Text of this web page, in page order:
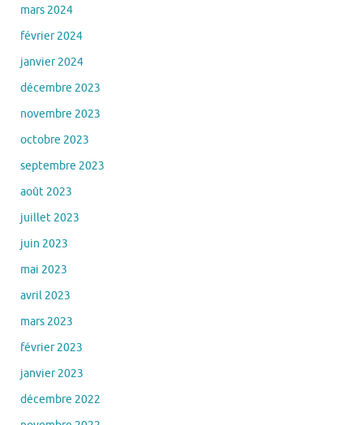
mars 2024
février 2024
janvier 2024
décembre 2023
novembre 2023
octobre 2023
septembre 2023
août 2023
juillet 2023
juin 2023
mai 2023
avril 2023
mars 2023
février 2023
janvier 2023
décembre 2022